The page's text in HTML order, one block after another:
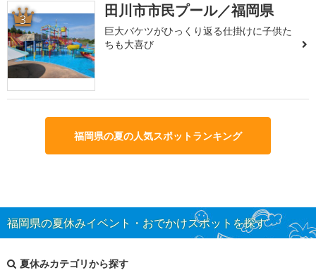
3 田川市市民プール／福岡県
巨大バケツがひっくり返る仕掛けに子供た
ちも大喜び
福岡県の夏の人気スポットランキング
福岡県の夏休みイベント・おでかけスポットを探す
夏休みカテゴリから探す